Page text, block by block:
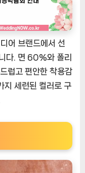
어 브랜드에서 선
다. 면 60%와 폴리
럽고 편안한 착용감
지 세련된 컬러로 구